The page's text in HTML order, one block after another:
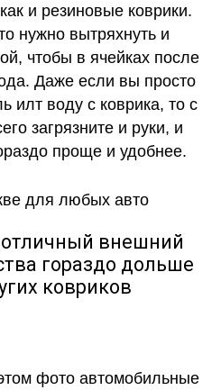
и резиновые коврики.
нужно вытряхнуть и
чтобы в ячейках после
Даже если вы просто
илт воду с коврика, то с
загрязните и руки, и
проще и удобнее.
внешний
гораздо дольше
ковриков
фото автомобильные